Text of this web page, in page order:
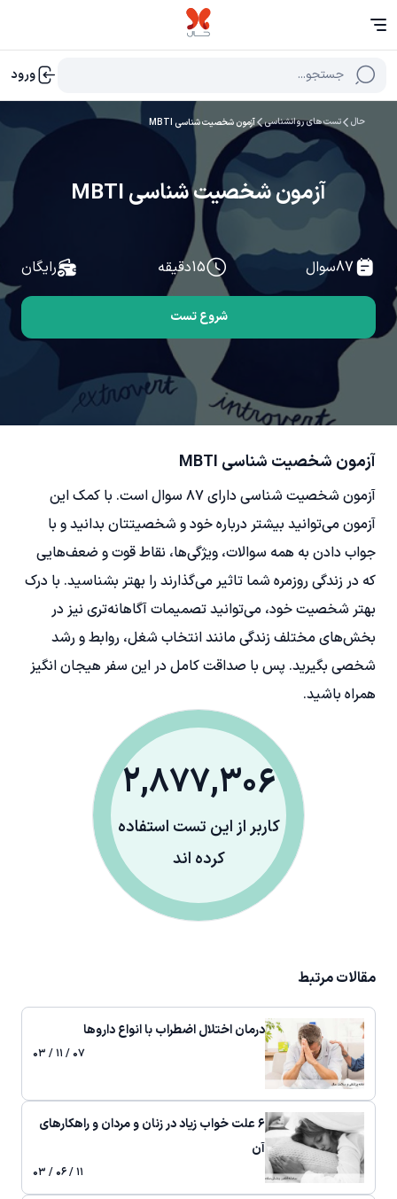
جستجو... ورود
حال تست های روانشناسی آزمون شخصیت شناسی MBTI
آزمون شخصیت شناسی MBTI
87سوال 15دقیقه رایگان
شروع تست
آزمون شخصیت شناسی MBTI
آزمون شخصیت شناسی دارای ۸۷ سوال است. با کمک این
آزمون می‌توانید بیشتر درباره خود و شخصیتتان بدانید و با
جواب دادن به همه سوالات، ویژگی‌ها، نقاط قوت و ضعف‌هایی
که در زندگی روزمره شما تاثیر می‌گذارند را بهتر بشناسید. با درک
بهتر شخصیت خود، می‌توانید تصمیمات آگاهانه‌تری نیز در
بخش‌های مختلف زندگی مانند انتخاب شغل، روابط و رشد
شخصی بگیرید. پس با صداقت کامل در این سفر هیجان انگیز
همراه باشید.
2,877,306
کاربر از این تست استفاده
کرده اند
مقالات مرتبط
درمان اختلال اضطراب با انواع داروها
۰۷ / ۱۱ / ۰۳
۶ علت خواب زیاد در زنان و مردان و راهکارهای
آن
۱۱ / ۰۶ / ۰۳